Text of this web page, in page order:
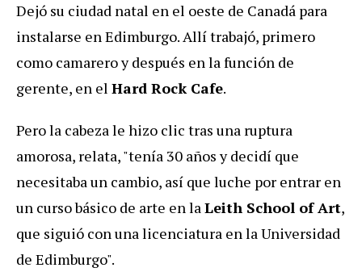
Dejó su ciudad natal en el oeste de Canadá para
instalarse en Edimburgo. Allí trabajó, primero
como camarero y después en la función de
gerente, en el Hard Rock Cafe.
Pero la cabeza le hizo clic tras una ruptura
amorosa, relata, "tenía 30 años y decidí que
necesitaba un cambio, así que luche por entrar en
un curso básico de arte en laLeith School of Art,
que siguió con una licenciatura en la Universidad
de Edimburgo".